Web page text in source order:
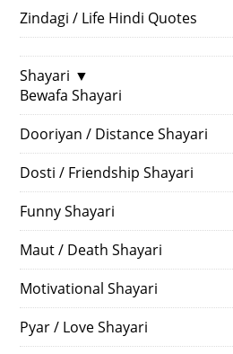
Zindagi / Life Hindi Quotes
Shayari ▼
Bewafa Shayari
Dooriyan / Distance Shayari
Dosti / Friendship Shayari
Funny Shayari
Maut / Death Shayari
Motivational Shayari
Pyar / Love Shayari